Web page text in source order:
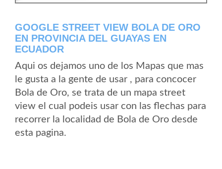
GOOGLE STREET VIEW BOLA DE ORO
EN PROVINCIA DEL GUAYAS EN
ECUADOR
Aqui os dejamos uno de los Mapas que mas
le gusta a la gente de usar , para concocer
Bola de Oro, se trata de un mapa street
view el cual podeis usar con las flechas para
recorrer la localidad de Bola de Oro desde
esta pagina.